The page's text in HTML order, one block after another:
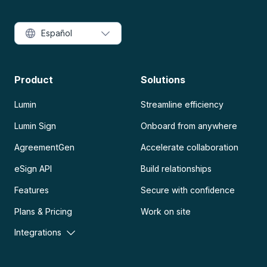
Product
Lumin
Lumin Sign
AgreementGen
eSign API
Features
Plans & Pricing
Integrations
Solutions
Streamline efficiency
Onboard from anywhere
Accelerate collaboration
Build relationships
Secure with confidence
Work on site
Español